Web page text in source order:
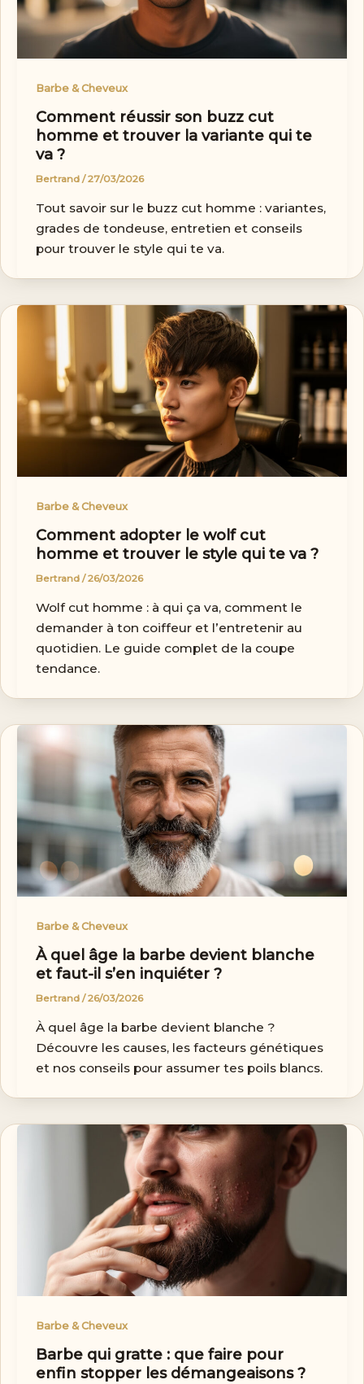
Barbe & Cheveux
Comment réussir son buzz cut
homme et trouver la variante qui te
va ?
Bertrand/27/03/2026
Tout savoir sur le buzz cut homme : variantes,
grades de tondeuse, entretien et conseils
pour trouver le style qui te va.
Barbe & Cheveux
Comment adopter le wolf cut
homme et trouver le style qui te va ?
Bertrand/26/03/2026
Wolf cut homme : à qui ça va, comment le
demander à ton coiffeur et l’entretenir au
quotidien. Le guide complet de la coupe
tendance.
Barbe & Cheveux
À quel âge la barbe devient blanche
et faut-il s’en inquiéter ?
Bertrand/26/03/2026
À quel âge la barbe devient blanche ?
Découvre les causes, les facteurs génétiques
et nos conseils pour assumer tes poils blancs.
Barbe & Cheveux
Barbe qui gratte : que faire pour
enfin stopper les démangeaisons ?